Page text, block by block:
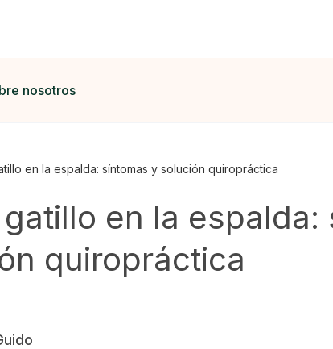
nosotros
en la espalda: síntomas y solución quiropráctica
en la espalda:
quiropráctica